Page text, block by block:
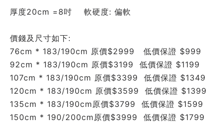
厚度20cm =8吋    軟硬度: 偏軟
價錢及尺寸如下:
76cm * 183/190cm 原價$2999   低價保證 $999
92cm * 183/190cm 原價$3199 低價保證 $1199
107cm * 183/190cm 原價$3399 低價保證 $1349
120cm * 183/190cm 原價$3599 低價保證 $1399
135cm * 183/190cm原價$3799 低價保證 $1599
150cm * 190/200cm原價$3999 低價保證 $1799